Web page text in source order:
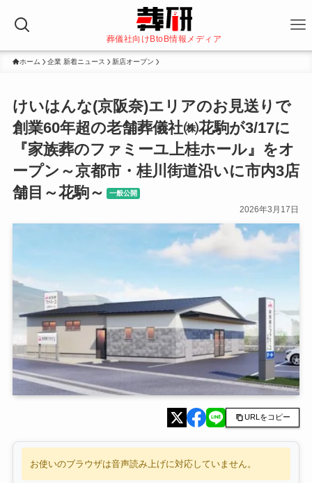
葬儀社向けBtoB情報メディア
ホーム 企業 新着ニュース 新店オープン
けいはんな(京阪奈)エリアのお見送りで
創業60年超の老舗葬儀社㈱花駒が3/17に
『家族葬のファミーユ上桂ホール』をオ
ープン～京都市・桂川街道沿いに市内3店
舗目～花駒～
一般公開
2026年3月17日
URLをコピー
お使いのブラウザは音声読み上げに対応していません。